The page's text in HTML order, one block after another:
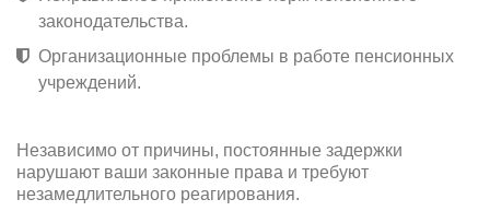
законодательства.
Организационные проблемы в работе пенсионных
учреждений.
Независимо от причины, постоянные задержки
нарушают ваши законные права и требуют
незамедлительного реагирования.